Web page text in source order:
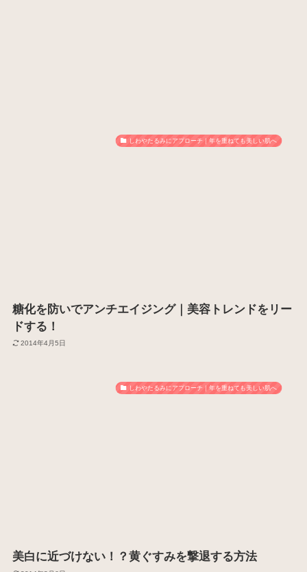
しわやたるみにアプローチ｜年を重ねても美しい肌へ
糖化を防いでアンチエイジング｜美容トレンドをリー
ドする！
2014年4月5日
しわやたるみにアプローチ｜年を重ねても美しい肌へ
美白に近づけない！？黄ぐすみを撃退する方法